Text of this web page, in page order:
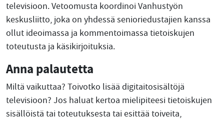
televisioon. Vetoomusta koordinoi Vanhustyön
keskusliitto, joka on yhdessä senioriedustajien kanssa
ollut ideoimassa ja kommentoimassa tietoiskujen
toteutusta ja käsikirjoituksia.
Anna palautetta
Miltä vaikuttaa? Toivotko lisää digitaitosisältöjä
televisioon? Jos haluat kertoa mielipiteesi tietoiskujen
sisällöistä tai toteutuksesta tai esittää toiveita,